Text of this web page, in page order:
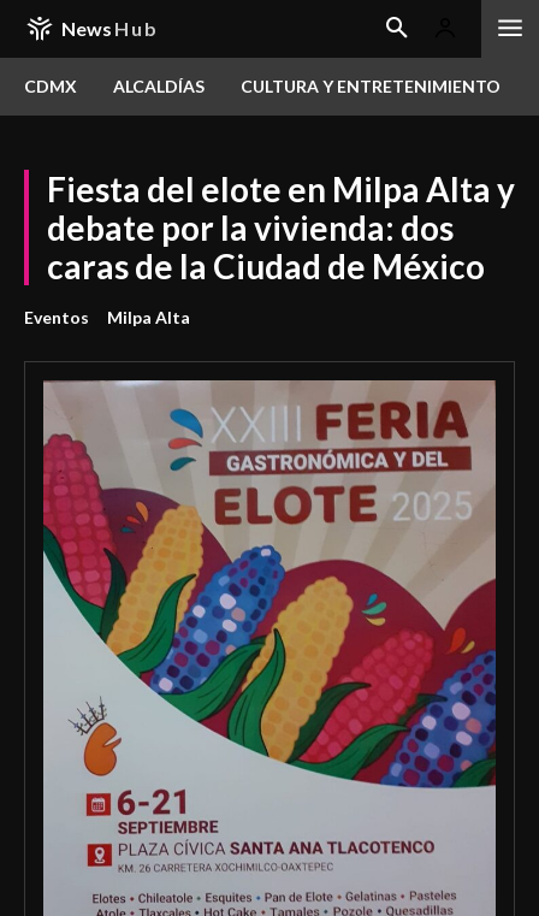
News Hub
CDMX ALCALDÍAS CULTURA Y ENTRETENIMIENTO
Fiesta del elote en Milpa Alta y
debate por la vivienda: dos
caras de la Ciudad de México
Eventos Milpa Alta